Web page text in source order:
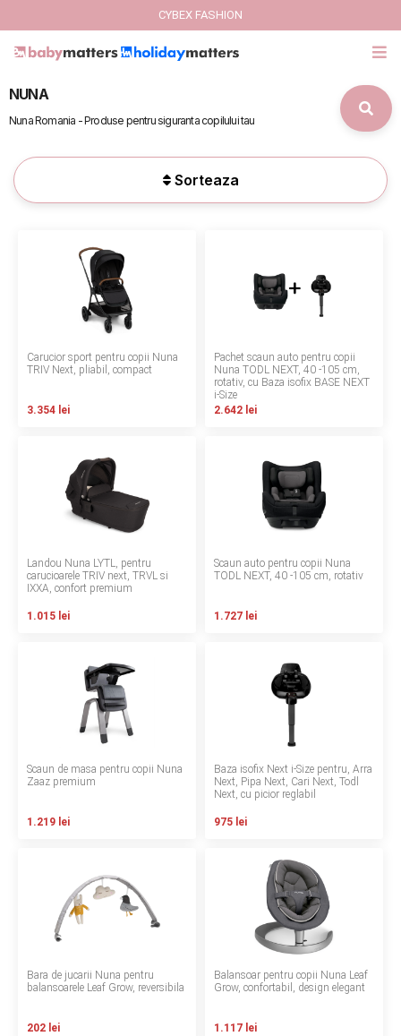
Italbaby Collections
CARUCIOARE COPII
SCAUNE AUTO
SCOICI AUTO
CAMERA COPILULUI
JUCARII
LEAGANE COPII
BABY MONITORS
HRANIRE SI DIVERSIFICARE
CASA SI CURATENIE
Informatii companie
CYBEX FASHION
NUNA
Nuna Romania - Produse pentru siguranta copilului tau
Sorteaza
Carucior sport pentru copii Nuna
TRIV Next, pliabil, compact
3.354 lei
Pachet scaun auto pentru copii
Nuna TODL NEXT, 40 -105 cm,
rotativ, cu Baza isofix BASE NEXT
i-Size
2.642 lei
Landou Nuna LYTL, pentru
carucioarele TRIV next, TRVL si
IXXA, confort premium
1.015 lei
Scaun auto pentru copii Nuna
TODL NEXT, 40 -105 cm, rotativ
1.727 lei
Scaun de masa pentru copii Nuna
Zaaz premium
1.219 lei
Baza isofix Next i-Size pentru, Arra
Next, Pipa Next, Cari Next, Todl
Next, cu picior reglabil
975 lei
Bara de jucarii Nuna pentru
balansoarele Leaf Grow, reversibila
202 lei
Balansoar pentru copii Nuna Leaf
Grow, confortabil, design elegant
1.117 lei